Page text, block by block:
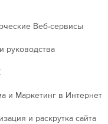
Веб-сервисы
руководства
и Маркетинг в Интернет
и раскрутка сайта